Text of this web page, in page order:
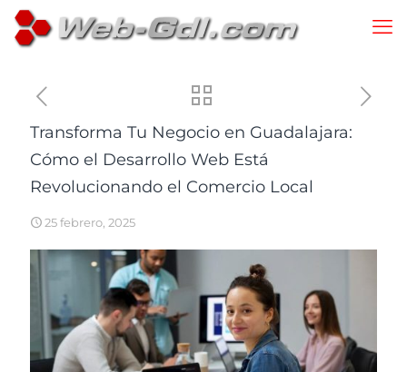
Transforma Tu Negocio en Guadalajara:
Cómo el Desarrollo Web Está
Revolucionando el Comercio Local
25 febrero, 2025